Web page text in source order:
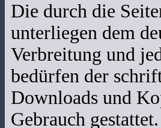
Die durch die
unterliegen dem
Verbreitung und
bedürfen der
Downloads und
Gebrauch